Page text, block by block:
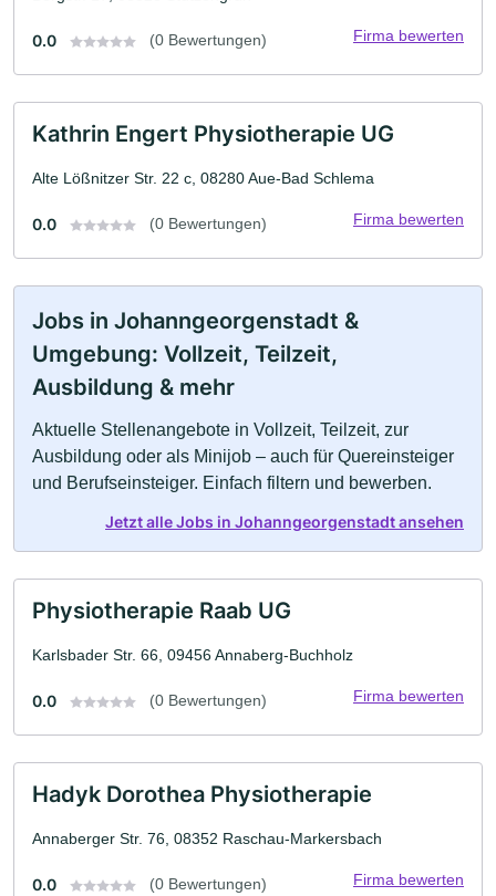
0.0 (0 Bewertungen) Firma bewerten
Kathrin Engert Physiotherapie UG
Alte Lößnitzer Str. 22 c, 08280 Aue-Bad Schlema
0.0 (0 Bewertungen) Firma bewerten
Jobs in Johanngeorgenstadt &
Umgebung: Vollzeit, Teilzeit,
Ausbildung & mehr
Aktuelle Stellenangebote in Vollzeit, Teilzeit, zur
Ausbildung oder als Minijob – auch für Quereinsteiger
und Berufseinsteiger. Einfach filtern und bewerben.
Jetzt alle Jobs in Johanngeorgenstadt ansehen
Physiotherapie Raab UG
Karlsbader Str. 66, 09456 Annaberg-Buchholz
0.0 (0 Bewertungen) Firma bewerten
Hadyk Dorothea Physiotherapie
Annaberger Str. 76, 08352 Raschau-Markersbach
0.0 (0 Bewertungen) Firma bewerten